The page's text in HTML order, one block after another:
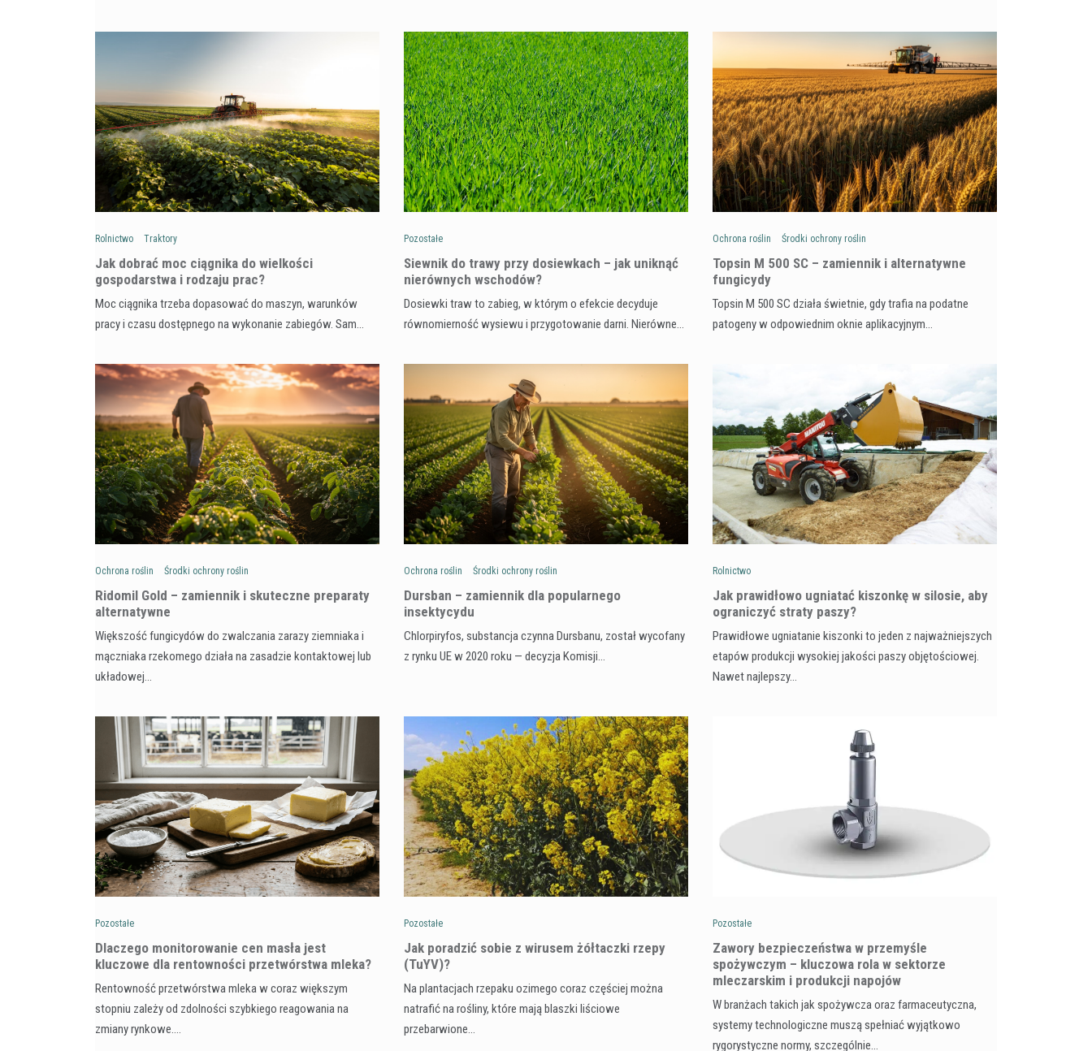
Rolnictwo Traktory
Jak dobrać moc ciągnika do wielkości
gospodarstwa i rodzaju prac?
Moc ciągnika trzeba dopasować do maszyn, warunków
pracy i czasu dostępnego na wykonanie zabiegów. Sam…
Pozostałe
Siewnik do trawy przy dosiewkach – jak uniknąć
nierównych wschodów?
Dosiewki traw to zabieg, w którym o efekcie decyduje
równomierność wysiewu i przygotowanie darni. Nierówne…
Ochrona roślin Środki ochrony roślin
Topsin M 500 SC – zamiennik i alternatywne
fungicydy
Topsin M 500 SC działa świetnie, gdy trafia na podatne
patogeny w odpowiednim oknie aplikacyjnym…
Ochrona roślin Środki ochrony roślin
Ridomil Gold – zamiennik i skuteczne preparaty
alternatywne
Większość fungicydów do zwalczania zarazy ziemniaka i
mączniaka rzekomego działa na zasadzie kontaktowej lub
układowej…
Ochrona roślin Środki ochrony roślin
Dursban – zamiennik dla popularnego
insektycydu
Chlorpiryfos, substancja czynna Dursbanu, został wycofany
z rynku UE w 2020 roku — decyzja Komisji…
Rolnictwo
Jak prawidłowo ugniatać kiszonkę w silosie, aby
ograniczyć straty paszy?
Prawidłowe ugniatanie kiszonki to jeden z najważniejszych
etapów produkcji wysokiej jakości paszy objętościowej.
Nawet najlepszy…
Pozostałe
Dlaczego monitorowanie cen masła jest
kluczowe dla rentowności przetwórstwa mleka?
Rentowność przetwórstwa mleka w coraz większym
stopniu zależy od zdolności szybkiego reagowania na
zmiany rynkowe.…
Pozostałe
​Jak poradzić sobie z wirusem żółtaczki rzepy
(TuYV)?
Na plantacjach rzepaku ozimego coraz częściej można
natrafić na rośliny, które mają blaszki liściowe
przebarwione…
Pozostałe
Zawory bezpieczeństwa w przemyśle
spożywczym – kluczowa rola w sektorze
mleczarskim i produkcji napojów
W branżach takich jak spożywcza oraz farmaceutyczna,
systemy technologiczne muszą spełniać wyjątkowo
rygorystyczne normy, szczególnie…